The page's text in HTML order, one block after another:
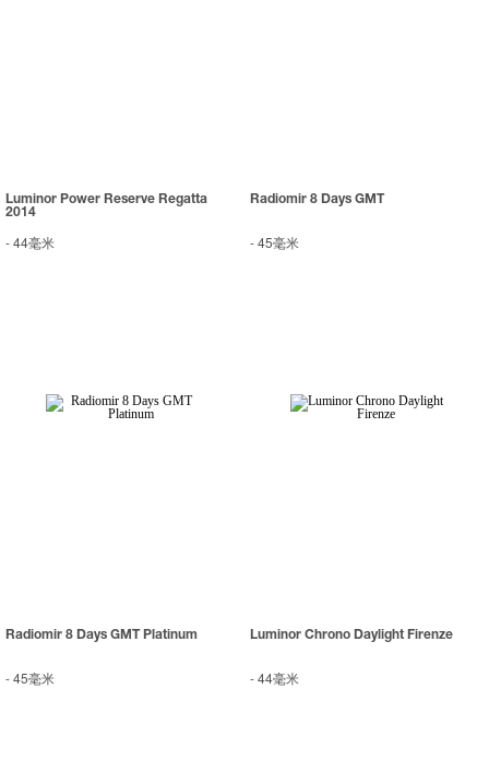
Luminor Power Reserve Regatta
2014
-44毫米
Radiomir 8 Days GMT
-45毫米
Radiomir 8 Days GMT Platinum
-45毫米
Luminor Chrono Daylight Firenze
-44毫米